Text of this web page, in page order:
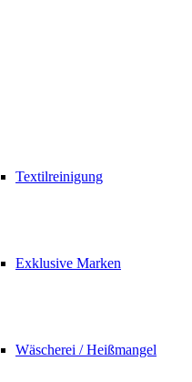
Textilreinigung
Exklusive Marken
Wäscherei / Heißmangel